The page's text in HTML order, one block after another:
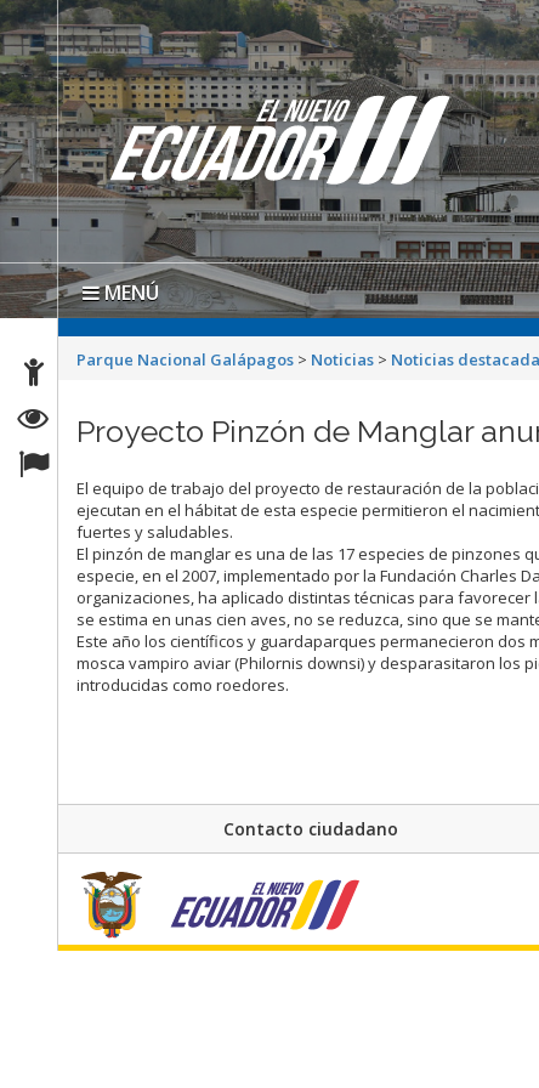
MENÚ
Parque Nacional Galápagos > Noticias > Noticias
Proyecto Pinzón de Manglar
El equipo de trabajo del proyecto de restauración de la
ejecutan en el hábitat de esta especie permitieron el
fuertes y saludables.
El pinzón de manglar es una de las 17 especies de pinzones
especie, en el 2007, implementado por la Fundación Charles
organizaciones, ha aplicado distintas técnicas para
se estima en unas cien aves, no se reduzca, sino que se
Este año los científicos y guardaparques permanecieron
mosca vampiro aviar (Philornis downsi) y desparasitaron los
introducidas como roedores.
Contacto ciudadano